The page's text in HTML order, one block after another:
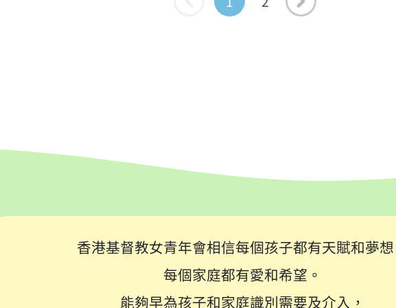
香港基督教女青年會相信每個孩子都有天賦和夢
每個家庭都有愛和希望。
能夠早為孩子和家庭識別需要及介入，